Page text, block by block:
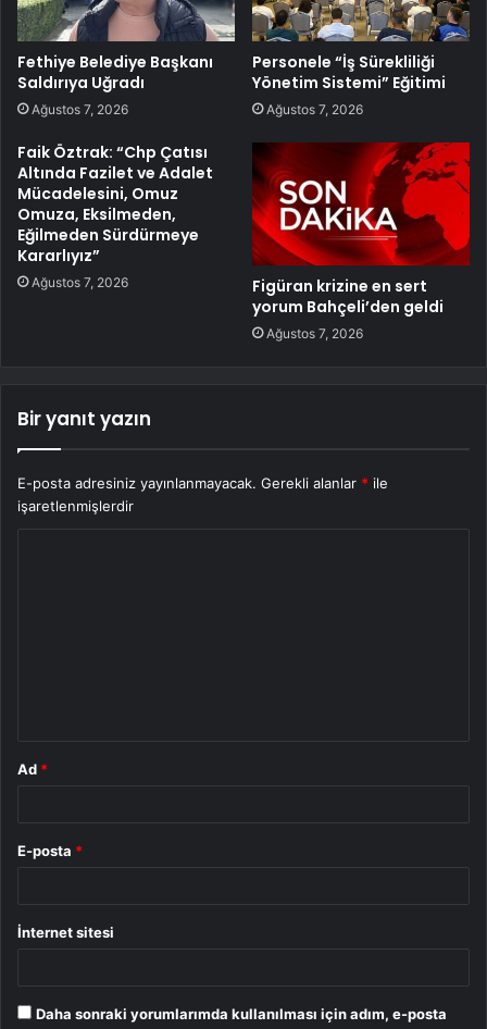
Fethiye Belediye Başkanı
Saldırıya Uğradı
Ağustos 7, 2026
Personele “İş Sürekliliği
Yönetim Sistemi” Eğitimi
Ağustos 7, 2026
Faik Öztrak: “Chp Çatısı
Altında Fazilet ve Adalet
Mücadelesini, Omuz
Omuza, Eksilmeden,
Eğilmeden Sürdürmeye
Kararlıyız”
Ağustos 7, 2026
Figüran krizine en sert
yorum Bahçeli’den geldi
Ağustos 7, 2026
Bir yanıt yazın
E-posta adresiniz yayınlanmayacak. Gerekli alanlar * ile
işaretlenmişlerdir
Ad *
E-posta *
İnternet sitesi
Daha sonraki yorumlarımda kullanılması için adım, e-posta